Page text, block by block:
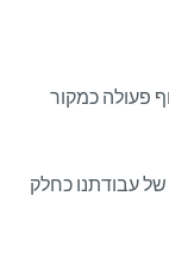
פעולה כמקור
עבודתנו כחלק